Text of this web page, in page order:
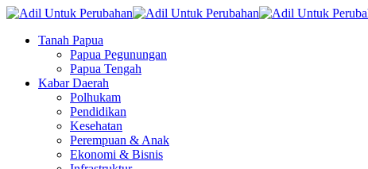
Tanah Papua
Papua Pegunungan
Papua Tengah
Kabar Daerah
Polhukam
Pendidikan
Kesehatan
Perempuan & Anak
Ekonomi & Bisnis